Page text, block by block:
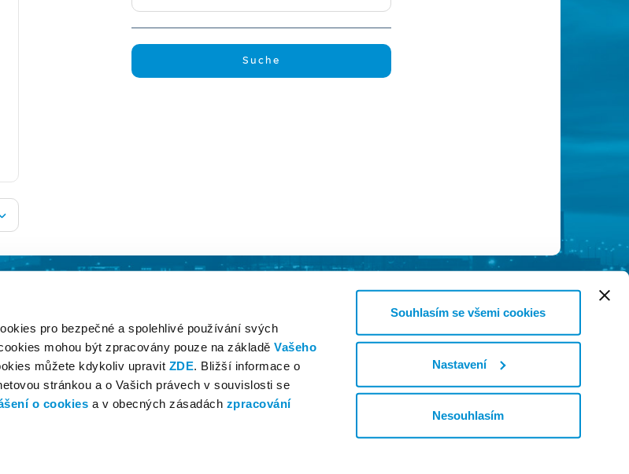
pro bezpečné a spolehlivé používání svých
mohou být zpracovány pouze na základěVašeho
můžete kdykoliv upravit ZDE. Bližší informace o
stránkou a o Vašich právech v souvislosti se
o cookies a v obecných zásadách zpracování
Souhlasím se všemi cookies
Nastavení
Nesouhlasím
Suche